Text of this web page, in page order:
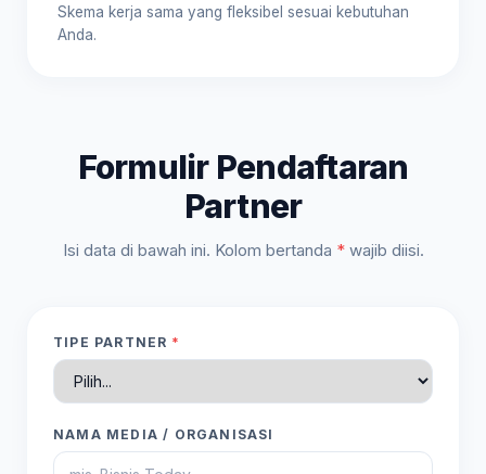
Skema kerja sama yang fleksibel sesuai kebutuhan
Anda.
Formulir Pendaftaran
Partner
Isi data di bawah ini. Kolom bertanda *wajib diisi.
TIPE PARTNER *
NAMA MEDIA / ORGANISASI